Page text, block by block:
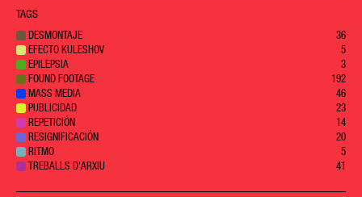
TAGS
DESMONTAJE
36
EFECTO KULESHOV
5
EPILEPSIA
3
FOUND FOOTAGE
192
MASS MEDIA
46
PUBLICIDAD
23
REPETICIÓN
14
RESIGNIFICACIÓN
20
RITMO
5
TREBALLS D'ARXIU
41